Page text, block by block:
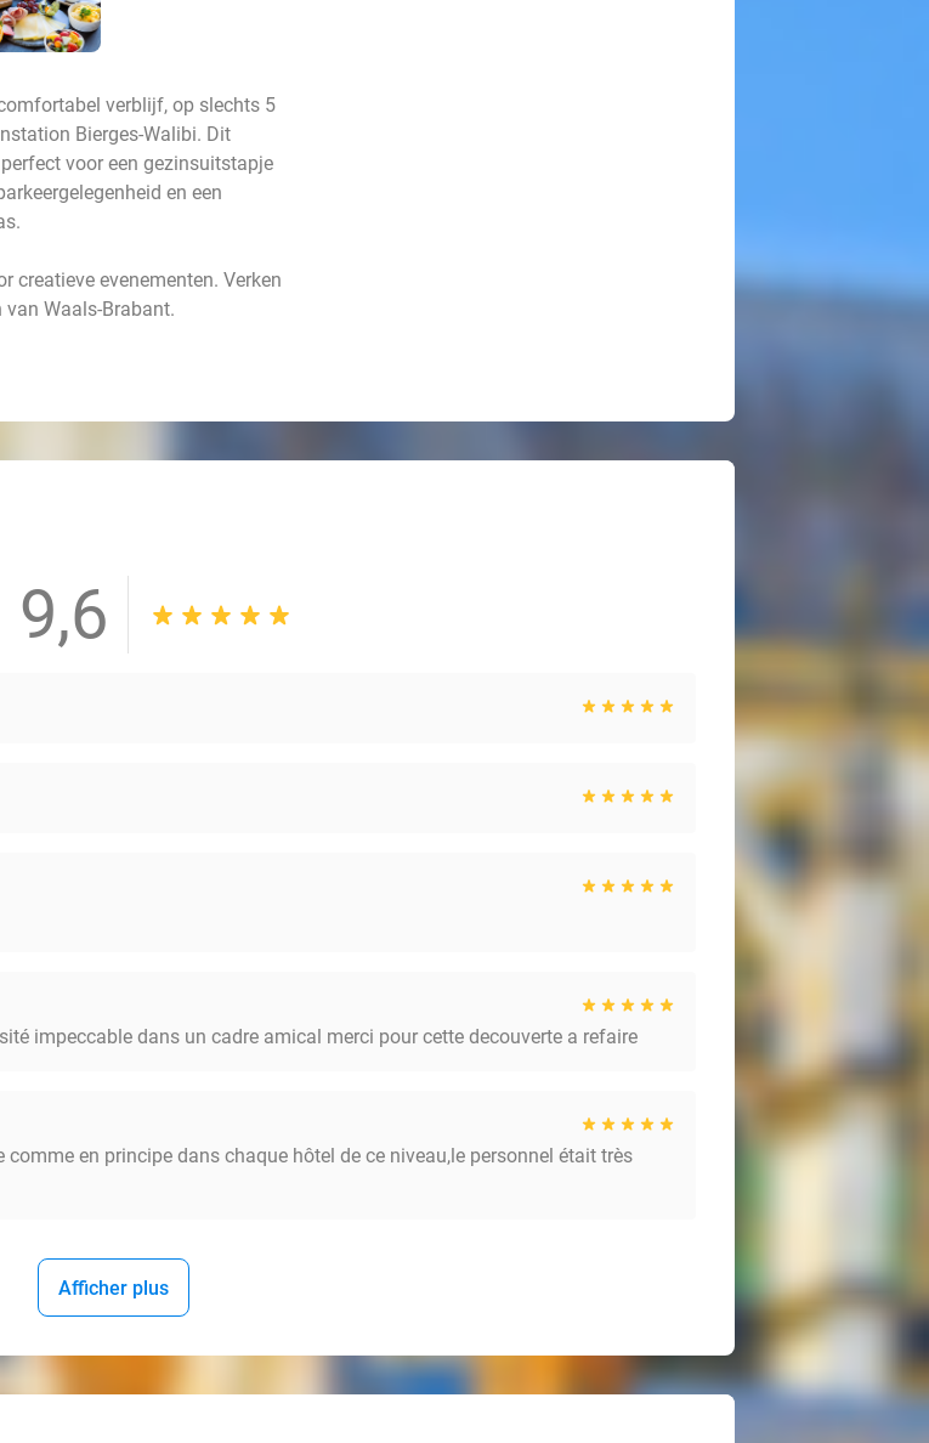
verblijf, op slechts 5
Bierges-Walibi. Dit
voor een gezinsuitstapje
en een
creatieve evenementen. Verken
Waals-Brabant.
9,6
impeccable dans un cadre amical merci pour cette decouverte a refaire
comme en principe dans chaque hôtel de ce niveau,le personnel était très
Afficher plus